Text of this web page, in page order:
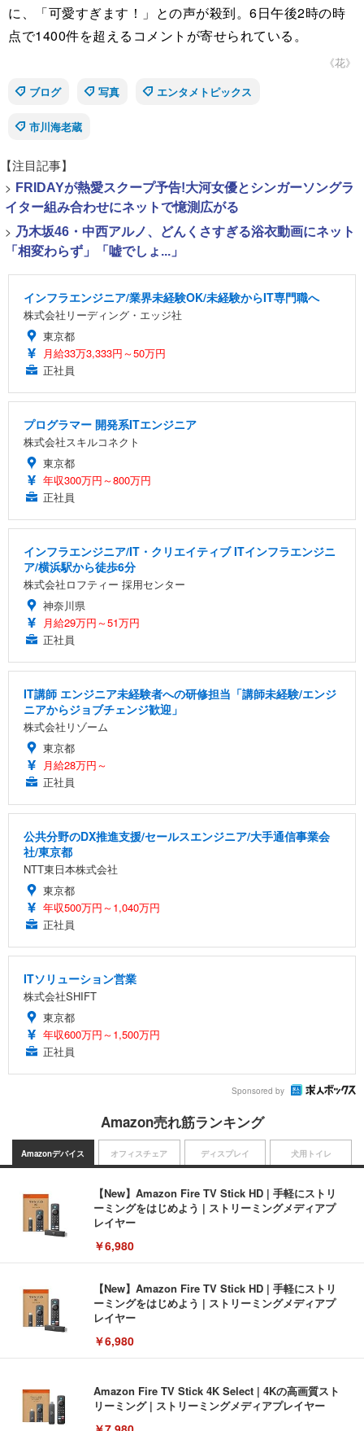
に、「可愛すぎます！」との声が殺到。6日午後2時の時
点で1400件を超えるコメントが寄せられている。
《花》
ブログ
写真 エンタメトピックス
市川海老蔵
【注目記事】
> FRIDAYが熱愛スクープ予告!大河女優とシンガーソングラ
イター組み合わせにネットで憶測広がる
> 乃木坂46・中西アルノ、どんくさすぎる浴衣動画にネット
「相変わらず」「嘘でしょ...」
インフラエンジニア/業界未経験OK/未経験からIT専門職へ
株式会社リーディング・エッジ社
東京都
月給33万3,333円～50万円
正社員
プログラマー 開発系ITエンジニア
株式会社スキルコネクト
東京都
年収300万円～800万円
正社員
インフラエンジニア/IT・クリエイティブ ITインフラエンジニ
ア/横浜駅から徒歩6分
株式会社ロフティー 採用センター
神奈川県
月給29万円～51万円
正社員
IT講師 エンジニア未経験者への研修担当「講師未経験/エンジ
ニアからジョブチェンジ歓迎」
株式会社リゾーム
東京都
月給28万円～
正社員
公共分野のDX推進支援/セールスエンジニア/大手通信事業会
社/東京都
NTT東日本株式会社
東京都
年収500万円～1,040万円
正社員
ITソリューション営業
株式会社SHIFT
東京都
年収600万円～1,500万円
正社員
Sponsored by
Amazon売れ筋ランキング
Amazonデバイス
【New】Amazon Fire TV Stick HD | 手軽にストリ
ーミングをはじめよう | ストリーミングメディアプ
レイヤー
￥6,980
【New】Amazon Fire TV Stick HD | 手軽にストリ
ーミングをはじめよう | ストリーミングメディアプ
レイヤー
￥6,980
Amazon Fire TV Stick 4K Select | 4Kの高画質スト
リーミング | ストリーミングメディアプレイヤー
オフィスチェア ディスプレイ 犬用トイレ